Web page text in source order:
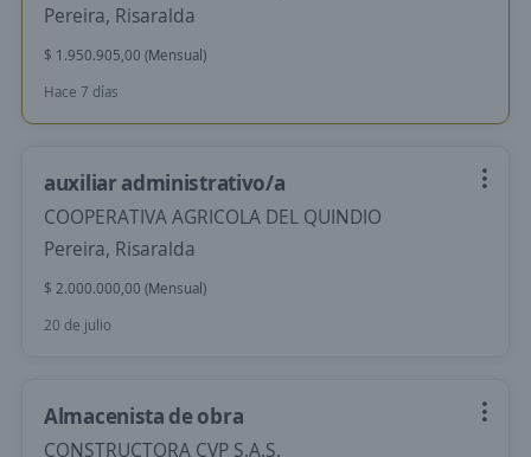
Pereira, Risaralda
$ 1.950.905,00 (Mensual)
Hace 7 días
auxiliar administrativo/a
COOPERATIVA AGRICOLA DEL QUINDIO
Pereira, Risaralda
$ 2.000.000,00 (Mensual)
20 de julio
Almacenista de obra
CONSTRUCTORA CVP S.A.S.